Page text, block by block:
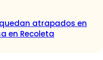
atrapados en
en Recoleta